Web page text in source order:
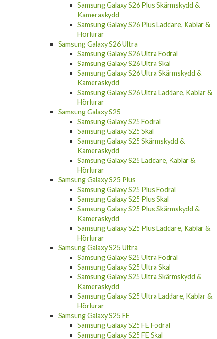
Samsung Galaxy S26 Plus Skärmskydd &
Kameraskydd
Samsung Galaxy S26 Plus Laddare, Kablar &
Hörlurar
Samsung Galaxy S26 Ultra
Samsung Galaxy S26 Ultra Fodral
Samsung Galaxy S26 Ultra Skal
Samsung Galaxy S26 Ultra Skärmskydd &
Kameraskydd
Samsung Galaxy S26 Ultra Laddare, Kablar &
Hörlurar
Samsung Galaxy S25
Samsung Galaxy S25 Fodral
Samsung Galaxy S25 Skal
Samsung Galaxy S25 Skärmskydd &
Kameraskydd
Samsung Galaxy S25 Laddare, Kablar &
Hörlurar
Samsung Galaxy S25 Plus
Samsung Galaxy S25 Plus Fodral
Samsung Galaxy S25 Plus Skal
Samsung Galaxy S25 Plus Skärmskydd &
Kameraskydd
Samsung Galaxy S25 Plus Laddare, Kablar &
Hörlurar
Samsung Galaxy S25 Ultra
Samsung Galaxy S25 Ultra Fodral
Samsung Galaxy S25 Ultra Skal
Samsung Galaxy S25 Ultra Skärmskydd &
Kameraskydd
Samsung Galaxy S25 Ultra Laddare, Kablar &
Hörlurar
Samsung Galaxy S25 FE
Samsung Galaxy S25 FE Fodral
Samsung Galaxy S25 FE Skal